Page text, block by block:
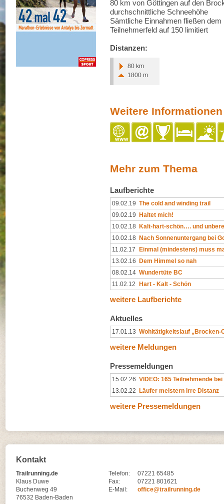
80 km von Göttingen auf den
durchschnittliche Schneehöhe
Sämtliche Einnahmen fließen
Teilnehmerfeld auf 150 limitiert
Distanzen:
80 km
1800 m
Weitere Informationen
Mehr zum Thema
Laufberichte
09.02.19 The cold and winding trail
09.02.19 Haltet mich!
10.02.18 Kalt-hart-schön…. und
10.02.18 Nach Sonnenuntergang bei
11.02.17 Einmal (mindestens) muss
13.02.16 Dem Himmel so nah
08.02.14 Wundertüte BC
11.02.12 Hart - Kalt - Schön
weitere Laufberichte
Aktuelles
17.01.13 Wohltätigkeitslauf „Brocken-
weitere Meldungen
Pressemeldungen
15.02.26 VIDEO: 165 Teilnehmende
13.02.22 Läufer meistern irre Distanz
weitere Pressemeldungen
Kontakt
Trailrunning.de
Klaus Duwe
Buchenweg 49
76532 Baden-Baden
Telefon:
07221 65485
Fax:
07221 801621
E-Mail:
office@trailrunning.de